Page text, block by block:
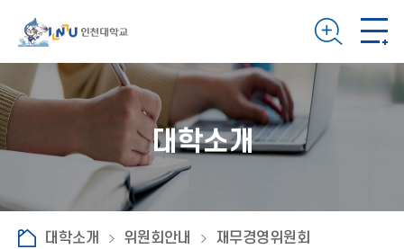
대학소개
대학소개 위원회안내 재무경영위원회